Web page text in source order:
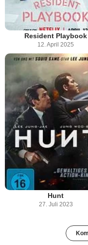
Resident Playbook
12. April 2025
Hunt
27. Juli 2023